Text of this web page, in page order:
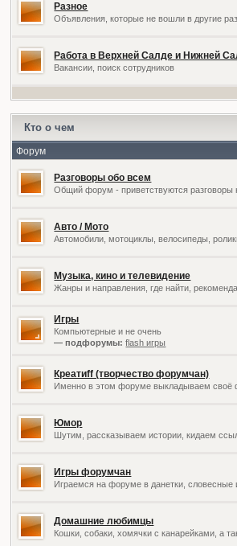
Разное
Объявления, которые не вошли в другие
Работа в Верхней Салде и Нижней
Вакансии, поиск сотрудников
Кто о чем
Форум
Разговоры обо всем
Общий форум - приветствуются разговоры
Авто / Мото
Автомобили, мотоциклы, велосипеды,
Музыка, кино и телевидение
Жанры и направления, где найти,
Игры
Компьютерные и не очень
— подфорумы: flash игры
Креатиff (творчество форумчан)
Именно в этом форуме выкладываем своё
Юмор
Шутим, рассказываем истории, кидаем
Игры форумчан
Играемся на форуме в данетки, словесные
Домашние любимцы
Кошки, собаки, хомячки с канарейками, а